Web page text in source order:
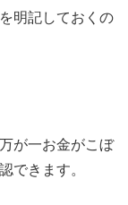
明記しておくの
が一お金がこぼ
できます。